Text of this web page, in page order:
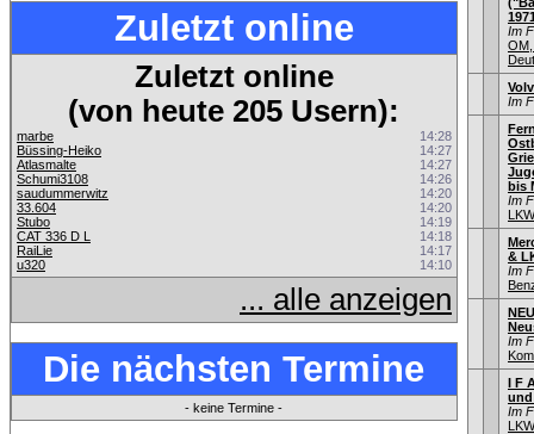
Zuletzt online
Zuletzt online
(von heute 205 Usern):
marbe
14:28
Büssing-Heiko
14:27
Atlasmalte
14:27
Schumi3108
14:26
saudummerwitz
14:20
33.604
14:20
Stubo
14:19
CAT 336 D L
14:18
RaiLie
14:17
u320
14:10
... alle anzeigen
Die nächsten Termine
- keine Termine -
Im
Im
bis
Im
&
Im
Im
I F
und
Im